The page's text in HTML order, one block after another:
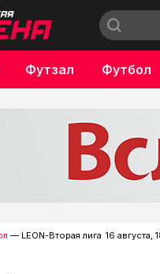
Футзал Футбол
— LEON-Вторая лига 16 августа,